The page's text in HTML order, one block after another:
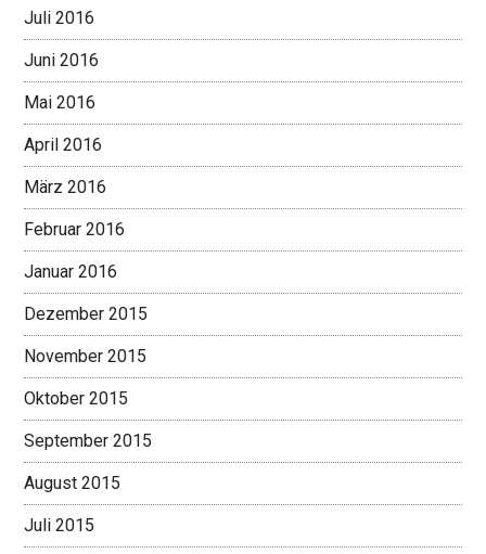
Juli 2016
Juni 2016
Mai 2016
April 2016
März 2016
Februar 2016
Januar 2016
Dezember 2015
November 2015
Oktober 2015
September 2015
August 2015
Juli 2015